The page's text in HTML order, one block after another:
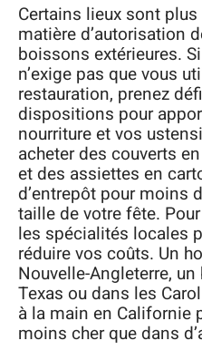
Certains lieux sont
matière d’autorisation
boissons extérieures.
n’exige pas que vous
restauration, prenez
dispositions pour
nourriture et vos
acheter des couverts
et des assiettes en
d’entrepôt pour moins
taille de votre fête.
les spécialités locales
réduire vos coûts. Un
Nouvelle-Angleterre,
Texas ou dans les
à la main en Californie
moins cher que dans